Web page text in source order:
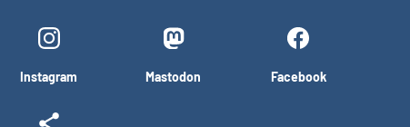
Instagram Mastodon Facebook